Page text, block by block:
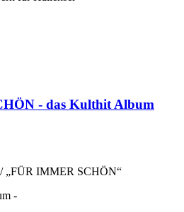
- das Kulthit Album
„FÜR IMMER SCHÖN“
-